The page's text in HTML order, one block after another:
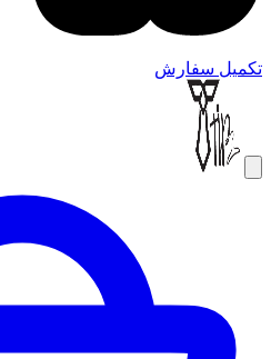
تکمیل سفارش